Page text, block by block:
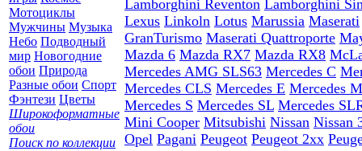
Мотоциклы
Мужчины Музыка
Небо Подводный
мир Новогодние
обои Природа
Разные обои Спорт
Фэнтези Цветы
Широкоформатные
обои
Поиск по коллекции
Lamborghini Reventon Lamborghini
Lexus Linkoln Lotus Marussia Maserati
GranTurismo Maserati Quattroporte
Mazda 6 Mazda RX7 Mazda RX8
Mercedes AMG SLS63 Mercedes C
Mercedes CLS Mercedes E Mercedes
Mercedes S Mercedes SL Mercedes
Mini Cooper Mitsubishi Nissan Nissan
Opel Pagani Peugeot Peugeot 2xx